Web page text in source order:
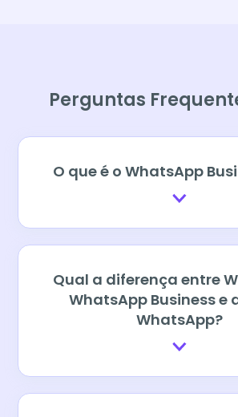
Perguntas
O que é o WhatsApp
Qual a diferença entre
WhatsApp Business e
WhatsApp?